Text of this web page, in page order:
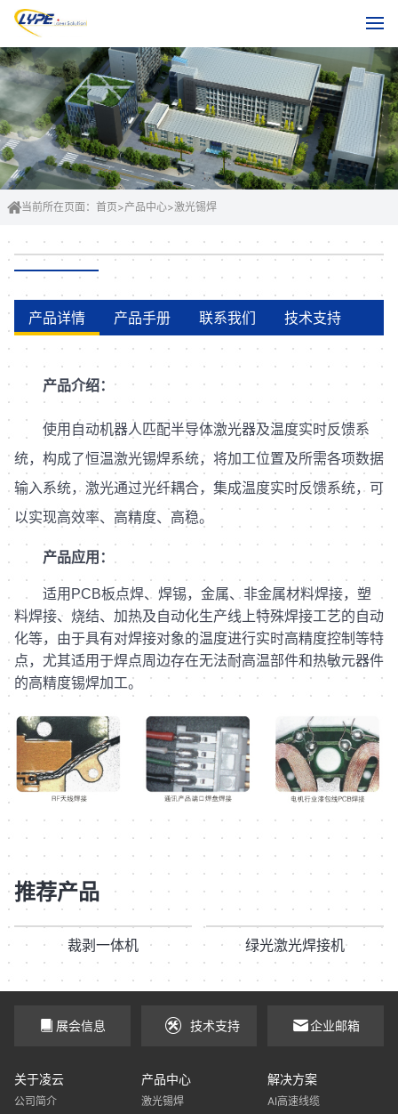
当前所在页面： 首页>产品中心>激光锡焊
产品详情 产品手册 联系我们 技术支持
产品介绍：
使用自动机器人匹配半导体激光器及温度实时反馈系
统，构成了恒温激光锡焊系统，将加工位置及所需各项数据
输入系统，激光通过光纤耦合，集成温度实时反馈系统，可
以实现高效率、高精度、高稳。
产品应用：
适用PCB板点焊、焊锡，金属、非金属材料焊接，塑
料焊接、烧结、加热及自动化生产线上特殊焊接工艺的自动
化等，由于具有对焊接对象的温度进行实时高精度控制等特
点，尤其适用于焊点周边存在无法耐高温部件和热敏元器件
的高精度锡焊加工。
推荐产品
裁剥一体机 绿光激光焊接机
展会信息 技术支持 企业邮箱
关于凌云
公司简介
产品中心
激光锡焊
解决方案
AI高速线缆